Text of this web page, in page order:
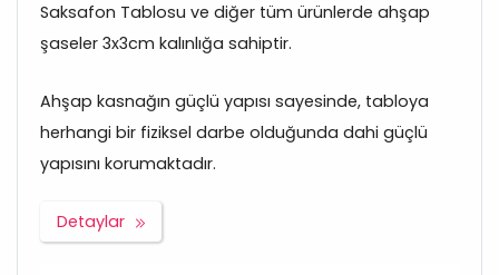
Saksafon Tablosu ve diğer tüm ürünlerde ahşap
şaseler 3x3cm kalınlığa sahiptir.
Ahşap kasnağın güçlü yapısı sayesinde, tabloya
herhangi bir fiziksel darbe olduğunda dahi güçlü
yapısını korumaktadır.
Detaylar